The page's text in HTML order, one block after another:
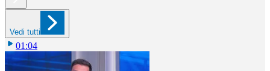
Vedi tutti
01:04